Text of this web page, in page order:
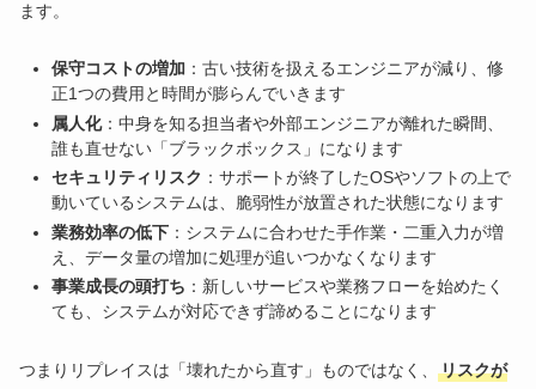
ます。
保守コストの増加 ：古い技術を扱えるエンジニアが減り、修
正1つの費用と時間が膨らんでいきます
属人化：中身を知る担当者や外部エンジニアが離れた瞬間、
誰も直せない「ブラックボックス」になります
セキュリティリスク ：サポートが終了したOSやソフトの上で
動いているシステムは、脆弱性が放置された状態になります
業務効率の低下 ：システムに合わせた手作業・二重入力が増
え、データ量の増加に処理が追いつかなくなります
事業成長の頭打ち ：新しいサービスや業務フローを始めたく
ても、システムが対応できず諦めることになります
つまりリプレイスは「壊れたから直す」ものではなく、リスクが